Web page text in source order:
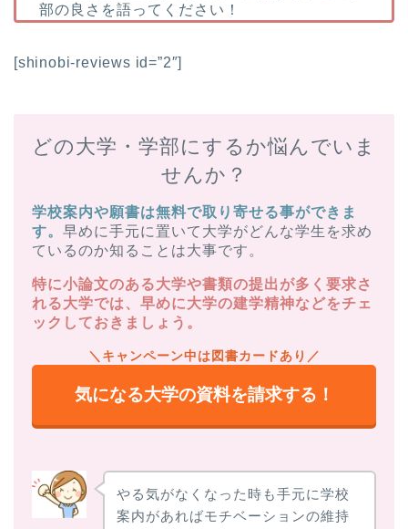
部の良さを語ってください！
[shinobi-reviews id=”2″]
どの大学・学部にするか悩んでいま
せんか？
学校案内や願書は無料で取り寄せる事ができま
す。 早めに手元に置いて大学がどんな学生を求め
ているのか知ることは大事です。
特に小論文のある大学や書類の提出が多く要求さ
れる大学では、早めに大学の建学精神などをチェ
ックしておきましょう。
＼キャンペーン中は図書カードあり／
気になる大学の資料を請求する！
やる気がなくなった時も手元に学校
案内があればモチベーションの維持